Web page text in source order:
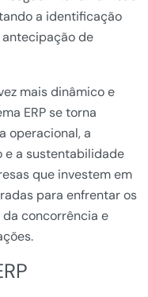
a identificação
de
mais dinâmico e
ERP se torna
operacional, a
e a sustentabilidade
que investem em
para enfrentar os
concorrência e